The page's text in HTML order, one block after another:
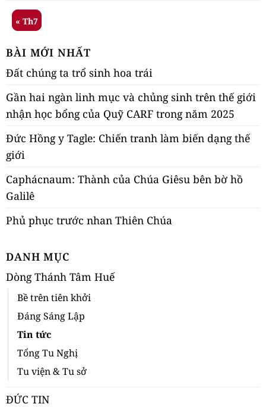
« Th7
BÀI MỚI NHẤT
Đất chúng ta trổ sinh hoa trái
Gần hai ngàn linh mục và chủng sinh trên thế giới
nhận học bổng của Quỹ CARF trong năm 2025
Đức Hồng y Tagle: Chiến tranh làm biến dạng thế
giới
Caphácnaum: Thành của Chúa Giêsu bên bờ hồ
Galilê
Phủ phục trước nhan Thiên Chúa
DANH MỤC
Dòng Thánh Tâm Huế
Bề trên tiên khởi
Đáng Sáng Lập
Tin tức
Tổng Tu Nghị
Tu viện & Tu sở
ĐỨC TIN